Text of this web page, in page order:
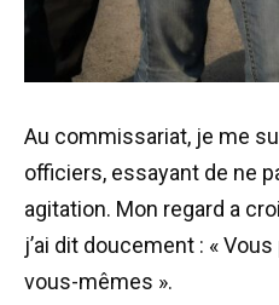
Au commissariat, je me
officiers, essayant de ne
agitation. Mon regard a
j’ai dit doucement : «
vous-mêmes ».